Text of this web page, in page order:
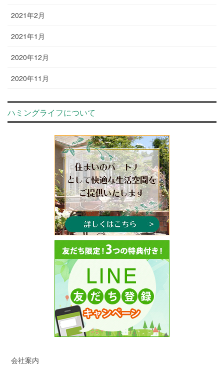
2021年2月
2021年1月
2020年12月
2020年11月
ハミングライフについて
会社案内